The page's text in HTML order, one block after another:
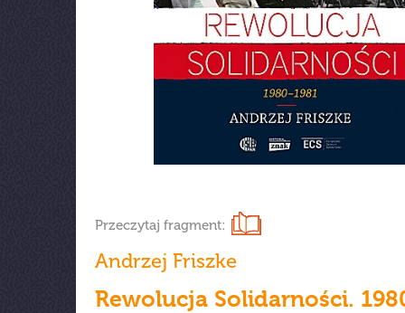
Przeczytaj fragment:
Andrzej Friszke
Rewolucja Solidarności.